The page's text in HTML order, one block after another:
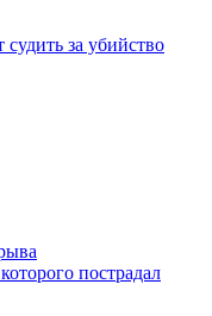
за убийство
пострадал